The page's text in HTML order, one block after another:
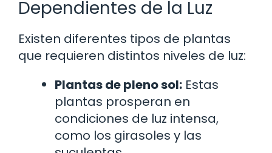
Dependientes de la Luz
Existen diferentes tipos de plantas
que requieren distintos niveles de luz:
Plantas de pleno sol: Estas
plantas prosperan en
condiciones de luz intensa,
como los girasoles y las